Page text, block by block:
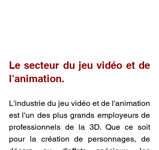
Le secteur du jeu vidéo et de
l'animation.
L'industrie du jeu vidéo et de l'animation
est l'un des plus grands employeurs de
professionnels de la 3D. Que ce soit
pour la création de personnages, de